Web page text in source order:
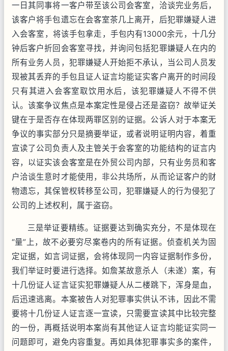
一日其同事将一客户带至该公司会客室，洽谈完业务后，
该客户将手包遗忘在会客室茶几上离开，后犯罪嫌疑人进
入会客室，将该手包拿走，手包内有13000余元，十几分
钟后客户折回会客室寻找，并询问包括犯罪嫌疑人在内的
所有业务人员，犯罪嫌疑人开始拒不承认，当公司人员发
现被其丢弃的手包且证人证言均能证实客户离开的时间段
只有其进入会客室取饮用水后，该犯罪嫌疑人不得不供
认。该案争议焦点是本案定性是侵占还是盗窃？故举证关
键在于是否存在体现两罪区别的证据。公诉人对于本案无
争议的事实部分只是摘要举证，或者说明证明内容，着重
宣读了公司负责人及主管关于会客室的功能结构的证言内
容，以证实该会客室是在外贸公司内部，只有业务员和客
户洽谈生意时才能使用，非公共场所，从而论证客户的财
物遗忘，其保管权转移至公司，犯罪嫌疑人的行为侵犯了
公司的上述权利，属于盗窃。
三是举证要精练。证据要达到确实充分，不是体现在
“量”上，故不必要穷尽案卷内的所有证据。侦查机关为固
定证据，如言词证据，会将体现同一内容证据制作多份，
我们举证时要进行选择。如詹某故意杀人（未遂）案，有
十几份证人证言证实犯罪嫌疑人从二楼跳下，浑身是血，
后迅速逃离。本案被告人对犯罪事实供认不讳，因此不需
要将十几份证人证言逐一宣读，只需要宣读其中比较完整
的一份，再概括说明本案尚有其他证人证言均能证实同一
问题即可，避免内容重复。再如具体犯罪事实多的案件，